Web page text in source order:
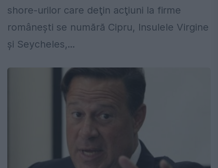
shore-urilor care deţin acţiuni la firme
româneşti se numără Cipru, Insulele Virgine
şi Seycheles,...